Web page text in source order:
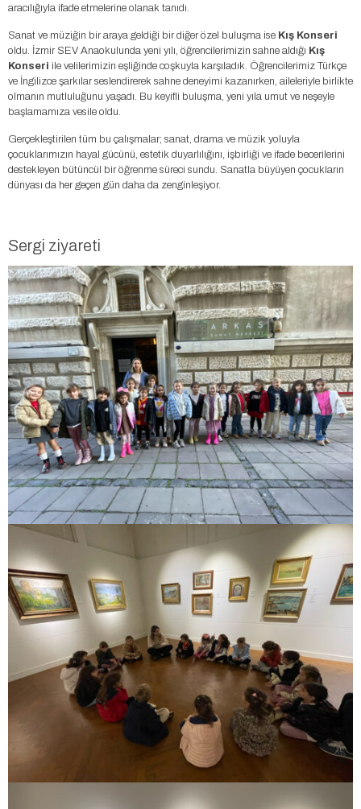
aracılığıyla ifade etmelerine olanak tanıdı.
Sanat ve müziğin bir araya geldiği bir diğer özel buluşma ise Kış Konseri
oldu. İzmir SEV Anaokulunda yeni yılı, öğrencilerimizin sahne aldığı Kış
Konseri ile velilerimizin eşliğinde coşkuyla karşıladık. Öğrencilerimiz Türkçe
ve İngilizce şarkılar seslendirerek sahne deneyimi kazanırken, aileleriyle birlikte
olmanın mutluluğunu yaşadı. Bu keyifli buluşma, yeni yıla umut ve neşeyle
başlamamıza vesile oldu.
Gerçekleştirilen tüm bu çalışmalar; sanat, drama ve müzik yoluyla
çocuklarımızın hayal gücünü, estetik duyarlılığını, işbirliği ve ifade becerilerini
destekleyen bütüncül bir öğrenme süreci sundu. Sanatla büyüyen çocukların
dünyası da her geçen gün daha da zenginleşiyor.
Sergi ziyareti